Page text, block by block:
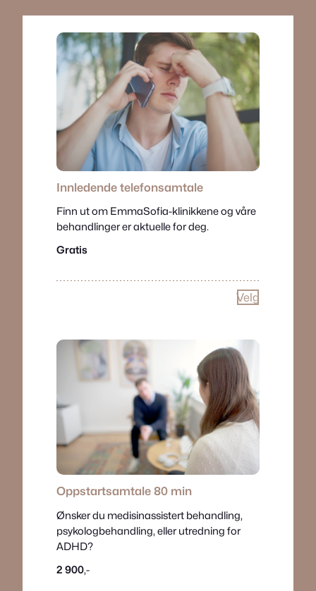
Innledende telefonsamtale
Finn ut om EmmaSofia-klinikkene og våre
behandlinger er aktuelle for deg.
Gratis
Velg
Oppstartsamtale 80 min
Ønsker du medisinassistert behandling,
psykologbehandling, eller utredning for
ADHD?
2 900,-